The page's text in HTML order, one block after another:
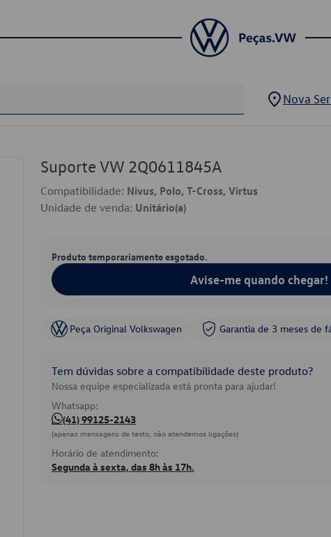
Nova
Suporte VW 2Q0611845A
Compatibilidade: Nivus, Polo, T-Cross, Virtus
Unidade de venda: Unitário(a)
Produto temporariamente esgotado.
Avise-me quando chegar!
Peça Original Volkswagen Garantia de 3 meses de
Tem dúvidas sobre a compatibilidade deste produto?
Nossa equipe especializada está pronta para ajudar!
Whatsapp:
(41) 99125-2143
(apenas mensagens de texto, não atendemos ligações)
Horário de atendimento:
Segunda à sexta, das 8h às 17h.